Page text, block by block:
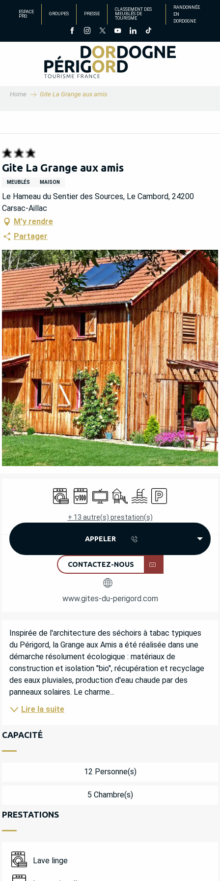
principal
ESPACE
PRO
GROUPES PRESSE
CLASSEMENT DES
MEUBLÉS DE
TOURISME
RANDONNÉE
EN
DORDOGNE
Home Gite La Grange aux amis
Gite La Grange aux amis
MEUBLÉS MAISON
Le Hameau du Sentier des Sources, Le Cambord, 24200
Carsac-Aillac
M'y rendre
Partager
OUVERTURE ET COORDONNÉES
Lave lingeLave vaisselle
TélévisionJeux pour enfants / Espace
PiscineParking
+ 13 autre(s) prestation(s)
APPELER
CONTACTEZ-NOUS
www.gites-du-perigord.com
DESCRIPTION
Inspirée de l'architecture des séchoirs à tabac typiques
du Périgord, la Grange aux Amis a été réalisée dans une
démarche résolument écologique : matériaux de
construction et isolation "bio", récupération et recyclage
des eaux pluviales, production d'eau chaude par des
panneaux solaires. Le charme...
Lire la suite
CAPACITÉ
12 Personne(s)
5 Chambre(s)
PRESTATIONS
Lave linge